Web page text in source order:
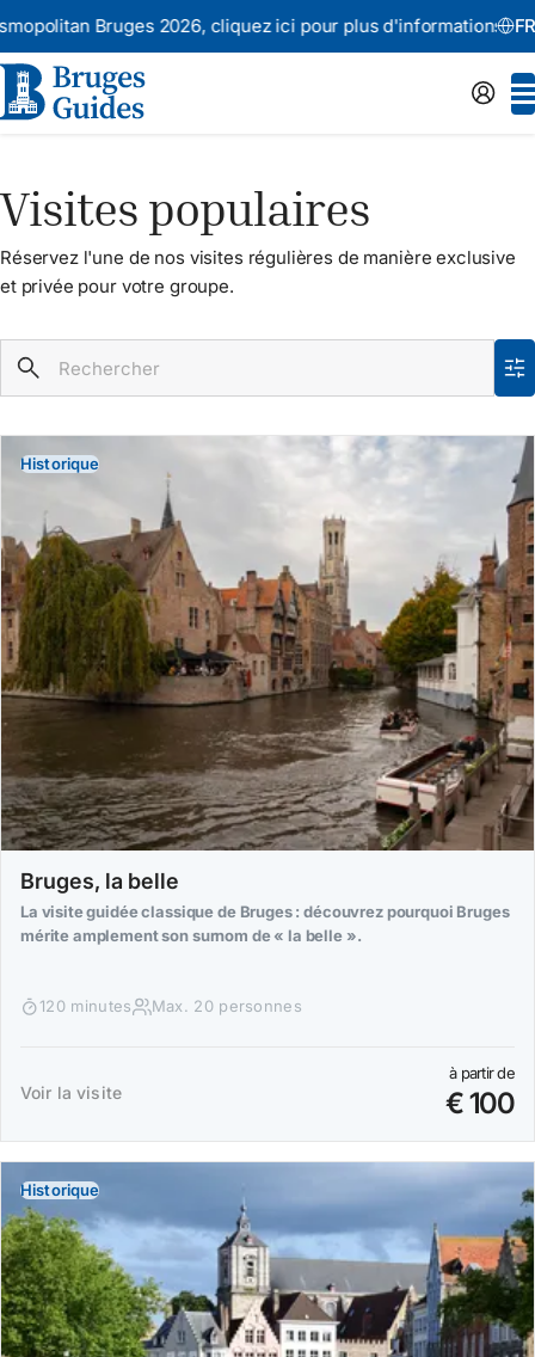
2026, cliquez ici pour plus d'informations Annonce:FR
Visites populaires
Réservez l'une de nos visites régulières de manière exclusive
et privée pour votre groupe.
Historique
Bruges, la belle
La visite guidée classique de Bruges : découvrez pourquoi Bruges
mérite amplement son surnom de « la belle ».
120 minutes Max. 20 personnes
Voir la visite
à partir de
€ 100
Historique